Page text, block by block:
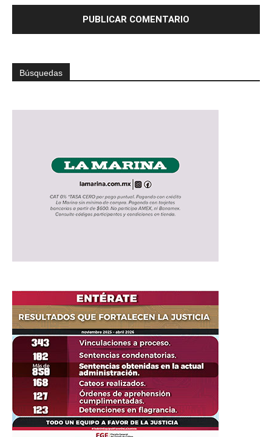
Búsquedas